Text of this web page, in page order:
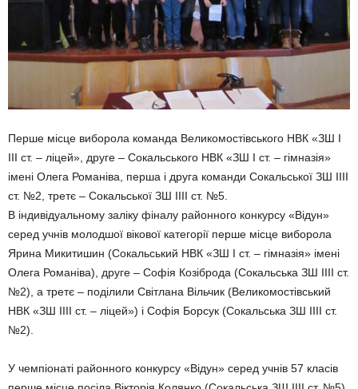
Перше місце виборола команда Великомостівського НВК «ЗШ І
ІІІ ст. – ліцей», друге – Сокальського НВК «ЗШ І ст. – гімназія»
імені Олега Романіва, перша і друга команди Сокальської ЗШ ІІІІ
ст. №2, третє – Сокальської ЗШ ІІІІ ст. №5.
В індивідуальному заліку фіналу районного конкурсу «Відун»
серед учнів молодшої вікової категорії перше місце виборола
Ярина Микитишин (Сокальський НВК «ЗШ І ст. – гімназія» імені
Олега Романіва), друге – Софія Козіброда (Сокальська ЗШ ІІІІ ст.
№2), а третє – поділили Світлана Вільчик (Великомостівський
НВК «ЗШ ІІІІ ст. – ліцей») і Софія Борсук (Сокальська ЗШ ІІІІ ст.
№2).
У чемпіонаті районного конкурсу «Відун» серед учнів 57 класів